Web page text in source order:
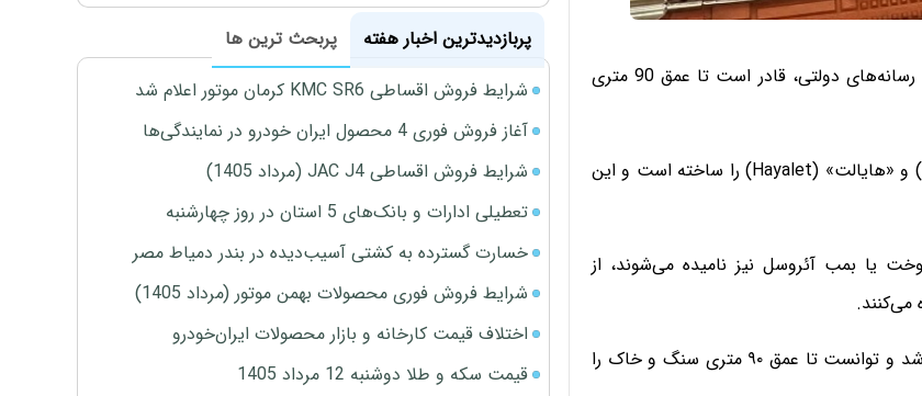
ترکیه «قوی‌ترین» بمب گرمافشاری را ساخته است که بنا بر گزارش رسانه‌های دولتی، قادر است تا عمق 90 متری
وزارت دفاع ترکیه دو سلاح ۹۷۰ کیلویی به نام‌های «گازاپ» (Gazap) و «هایالت» (Hayalet) را ساخته است و این
یا بمب آئروسل نیز نامیده می‌شوند، از
می‌کنند.
یک مقام ترکیه‌ای اعلام کرد که بمب هایالت روی جزیره‌ای انداخته شد و توانست تا عمق ۹۰ متری سنگ و خاک را
پربازدیدترین اخبار هفته
پربحث ترین ها
شرایط فروش اقساطی KMC SR6 کرمان موتور اعلام شد
آغاز فروش فوری 4 محصول ایران خودرو در نمایندگی‌ها
شرایط فروش اقساطی JAC J4 (مرداد 1405)
تعطیلی ادارات و بانک‌های 5 استان در روز چهارشنبه
خسارت گسترده به کشتی آسیب‌دیده در بندر دمیاط مصر
شرایط فروش فوری محصولات بهمن موتور (مرداد 1405)
اختلاف قیمت کارخانه و بازار محصولات ایران‌خودرو
قیمت سکه و طلا دوشنبه 12 مرداد 1405